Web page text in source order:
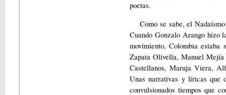
poetas.
Como se sabe, el
Cuando Gonzalo Arango hizo
movimiento, Colombia
Zapata Olivella, Manuel Mejía
Castellanos, Maruja Viera,
Unas narrativas y líricas que
convulsionados tiempos que